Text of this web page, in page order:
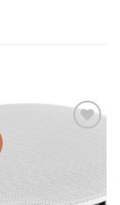
Toevoegen
aan
wenslijst